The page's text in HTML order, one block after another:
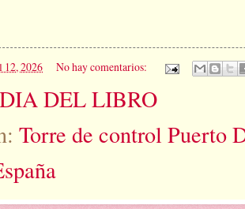
12, 2026 No hay comentarios:
DIA DEL LIBRO
Torre de control Puerto